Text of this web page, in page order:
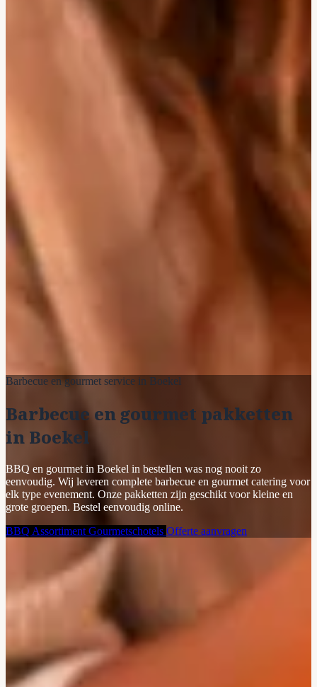
Barbecue en gourmet service in Boekel
Barbecue en gourmet pakketten
in Boekel
BBQ en gourmet in Boekel in bestellen was nog nooit zo
eenvoudig. Wij leveren complete barbecue en gourmet catering voor
elk type evenement. Onze pakketten zijn geschikt voor kleine en
grote groepen. Bestel eenvoudig online.
BBQ Assortiment Gourmetschotels Offerte aanvragen